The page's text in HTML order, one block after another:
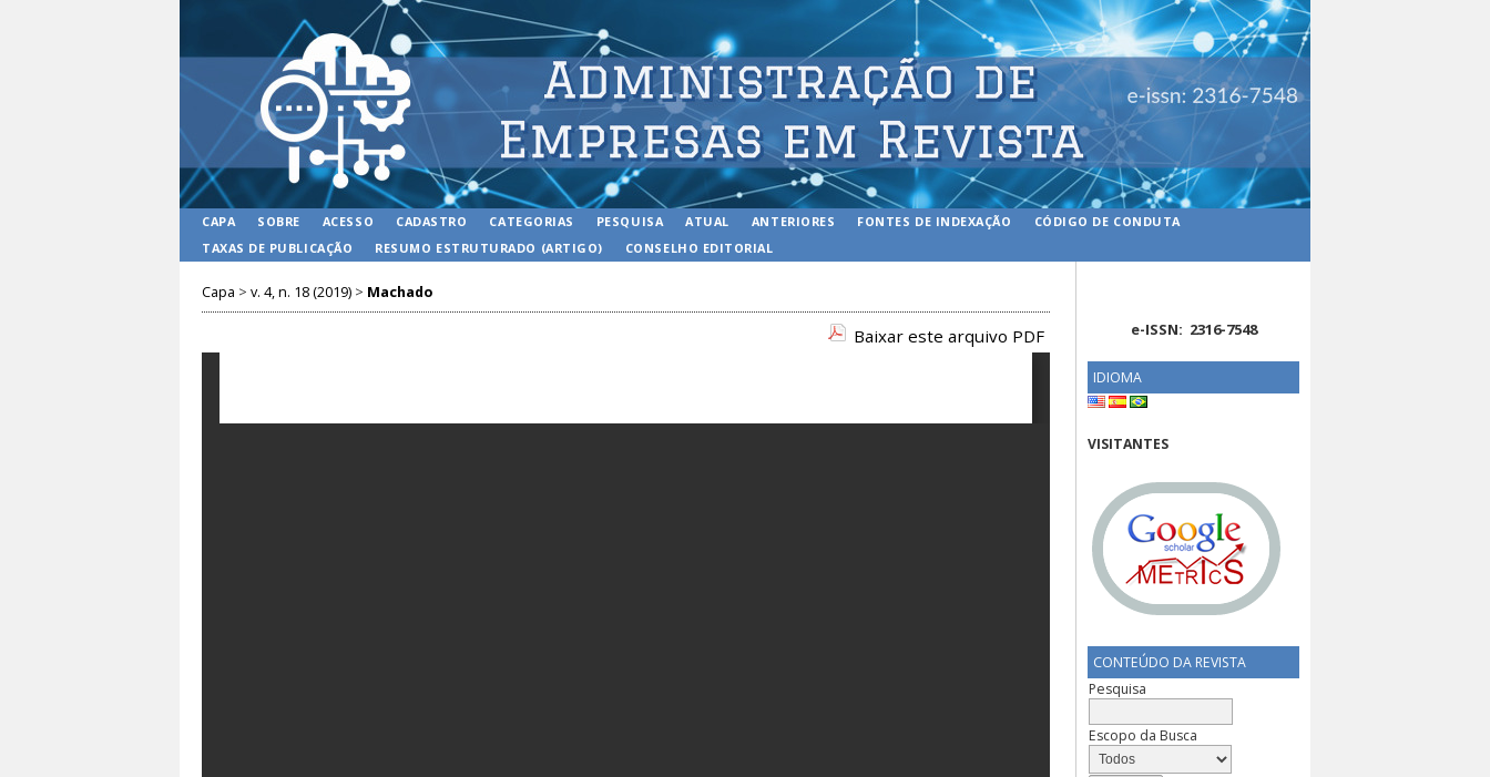
e-ISSN: 2316-7548
IDIOMA
VISITANTES
CONTEÚDO DA REVISTA
Pesquisa
Escopo da Busca
CAPA SOBRE ACESSO CADASTRO CATEGORIAS PESQUISA ATUAL ANTERIORES FONTES DE INDEXAÇÃO
CÓDIGO DE CONDUTA
TAXAS DE PUBLICAÇÃO
RESUMO ESTRUTURADO (ARTIGO) CONSELHO EDITORIAL
Capa > v. 4, n. 18 (2019) > Machado
Baixar este arquivo PDF